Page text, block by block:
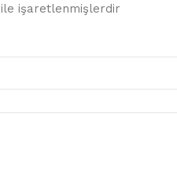
ile işaretlenmişlerdir